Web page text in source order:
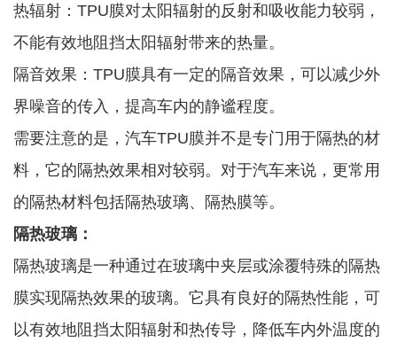
热辐射：TPU膜对太阳辐射的反射和吸收能力较弱，
不能有效地阻挡太阳辐射带来的热量。
隔音效果：TPU膜具有一定的隔音效果，可以减少外
界噪音的传入，提高车内的静谧程度。
需要注意的是，汽车TPU膜并不是专门用于隔热的材
料，它的隔热效果相对较弱。对于汽车来说，更常用
的隔热材料包括隔热玻璃、隔热膜等。
隔热玻璃：
隔热玻璃是一种通过在玻璃中夹层或涂覆特殊的隔热
膜实现隔热效果的玻璃。它具有良好的隔热性能，可
以有效地阻挡太阳辐射和热传导，降低车内外温度的